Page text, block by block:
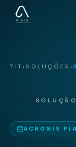
7IT ›SOLUÇÕES ›
04
ACRONIS